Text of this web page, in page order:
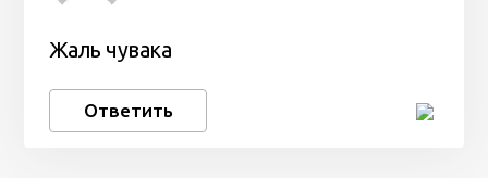
Жаль чувака
Ответить